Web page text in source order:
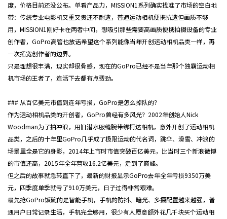
度，价格目前还没公布。单看产品力，MISSION1系列确实找准了市场的空白地
带：传统专业电影机又重又贵还不耐造，普通运动相机便携抗造但画质不够
用，MISSION1刚好卡在两者中间，想吸引那些需要高画质便携拍摄设备的专业
创作者，GoPro高管也放话希望这个系列能像当年开创运动相机品类一样，再
一次拓宽创作者的边界。
只是理想很丰满，现实却很骨感，现在的GoPro已经不是当年那个独霸运动相
机市场的王者了，连活下去都有点费劲。
### 从百亿美元市值到连年亏损，GoPro是怎么掉队的？
作为运动相机品类的开创者，GoPro曾经有多风光？2002年创始人Nick
Woodman为了拍冲浪，用旧潜水服缝腕带绑柯达相机，意外开创了运动相机
品类，之后的十年里GoPro几乎成了极限运动的代名词，跳伞、滑雪、冲浪的
场景里全是它的身影，2014年上市时市值突破百亿美元，比当时三个新浪微博
的市值还高，2015年全年营收16.2亿美元，走到了巅峰。
但之后的故事就急转直下了，最新的财报显示GoPro去年全年亏损9350万美
元，四季度单季就亏了910万美元，日子过得非常艰难。
最先抢GoPro饭碗的是智能手机，手机的防抖、暗光、多摄配置越来越强，普
通用户日常记录生活，手机完全够用，很少有人愿意额外花几千块买个运动相